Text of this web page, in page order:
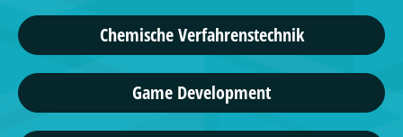
Chemische Verfahrenstechnik
Game Development